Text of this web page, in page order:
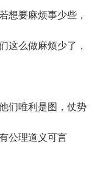
要麻烦事少些，
这么做麻烦少了，
们唯利是图，仗势
公理道义可言